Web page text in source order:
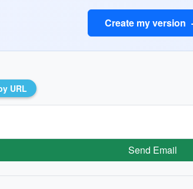
Create my version
URL
Send Email